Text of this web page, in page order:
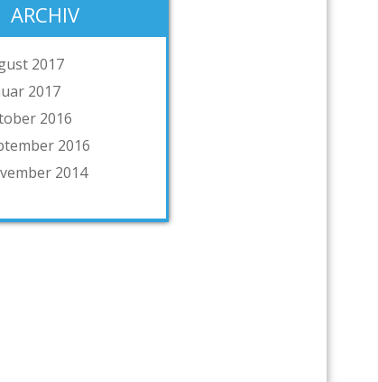
ARCHIV
2017
2017
2016
2016
2014